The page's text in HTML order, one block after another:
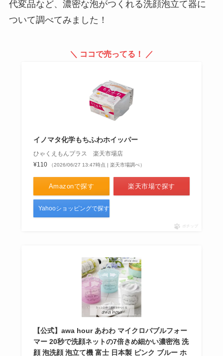
代変品など、濃密な泡がつくれる洗顔泡立て器に
ついて調べてみました！
＼ ココで売ってる！ ／
イノマタ化学もちふわホイッパー
ひゃくえもんプラス 楽天市場店
¥110
（2026/06/27 13:47時点 | 楽天市場調べ）
Amazonで探す 楽天市場で探す
Yahooショッピングで探す
ポチップ
【公式】awa hour あわわ マイクロバブルフォー
マー 20秒で洗顔ネットの7倍きめ細かい濃密泡 洗
顔 泡洗顔 泡立て機 富士 日本製 ピンク ブルー ホ